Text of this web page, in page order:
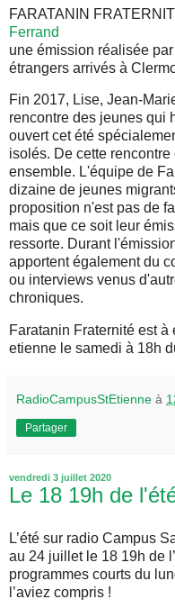
FARATANIN
Ferrand
une émission réalisée
étrangers arrivés à
Fin 2017, Lise, Jean-
rencontre des jeunes qui
ouvert cet été
isolés. De cette
ensemble. L'équipe de
dizaine de jeunes
proposition n'est pas de
mais que ce soit leur
ressorte. Durant
apportent également du
ou interviews venus
chroniques.
Faratanin Fraternité est
etienne le samedi à 18h
RadioCampusStEtienne à
Partager
vendredi 3 juillet 2020
Le 18 19h de
L’été sur radio Campus
au 24 juillet le 18 19h de
programmes courts du
l’aviez compris !